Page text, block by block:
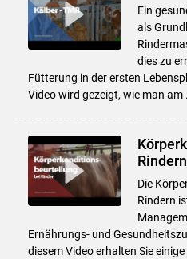
Ein
als
dies zu
Fütterung in der ersten
Video wird gezeigt, wie man am
Rindern
Die
Rindern
Ernährungs- und
diesem Video erhalten Sie